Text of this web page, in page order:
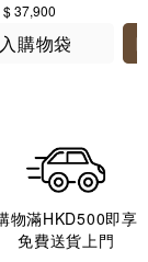
$ 37,900
購物袋
物滿HKD500即享
免費送貨上門